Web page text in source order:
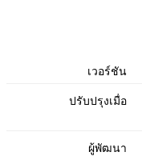
เวอร์ชัน
ปรับปรุงเมื่อ
ผู้พัฒนา